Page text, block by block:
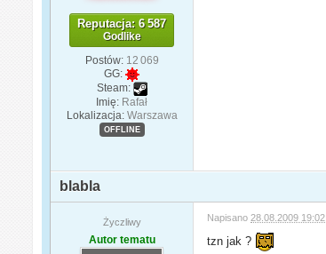
Reputacja: 6 587
Godlike
Postów: 12 069
GG:
Steam:
Imię: Rafał
Lokalizacja: Warszawa
OFFLINE
blabla
Życzliwy
Autor tematu
Napisano 28.08.2009 19:02
tzn jak ?